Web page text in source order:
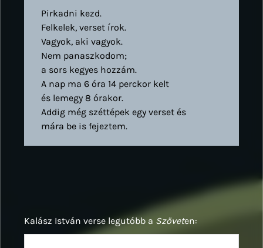
Pirkadni kezd.
Felkelek, verset írok.
Vagyok, aki vagyok.
Nem panaszkodom;
a sors kegyes hozzám.
A nap ma 6 óra 14 perckor kelt
és lemegy 8 órakor.
Addig még széttépek egy verset és
mára be is fejeztem.
Kalász István verse legutóbb a Szöveten: